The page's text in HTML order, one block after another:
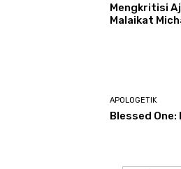
Mengkritisi
Malaikat
APOLOGETIK
Blessed One: